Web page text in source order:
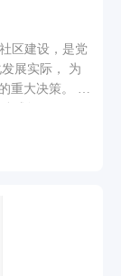
展实际， 为
重大决策。 民
联网技术与
覆盖城市的信
居民提供全方
平台可建立起
的高效快捷、